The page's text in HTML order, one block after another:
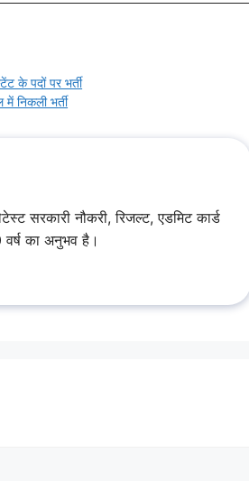
के पदों पर भर्ती
निकली भर्ती
सरकारी नौकरी, रिजल्ट, एडमिट कार्ड
का अनुभव है।